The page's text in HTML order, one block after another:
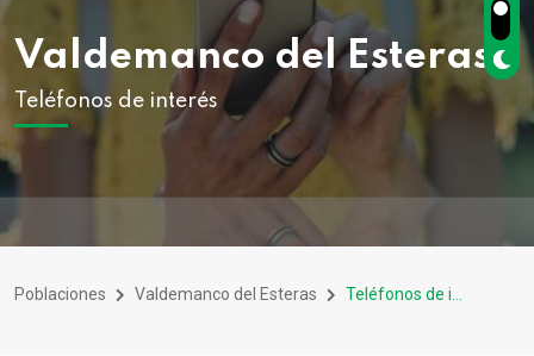
Valdemanco del Esteras
Teléfonos de interés
Poblaciones Valdemanco del Esteras